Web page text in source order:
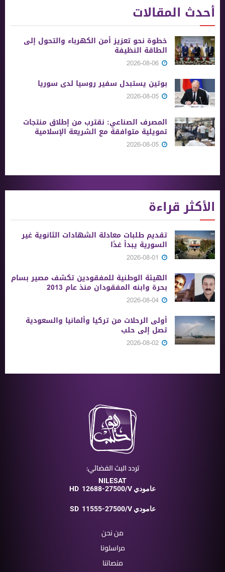
أحدث المقالات
خطوة نحو تعزيز أمن الكهرباء والتحول إلى
الطاقة النظيفة
بوتين يستبدل سفير روسيا لدى سوريا
المصرف الصناعي: نقترب من إطلاق منتجات
تمويلية متوافقة مع الشريعة الإسلامية
الأكثر قراءة
تقديم طلبات معادلة الشهادات الثانوية ‏غير
السورية يبدأ غدًا
الهيئة الوطنية للمفقودين تكشف مصير بسام
بحرة وابنه المفقودان منذ عام 2013
أولى الرحلات من ‏تركيا وألمانيا والسعودية
تصل إلى حلب
تردد البث الفضائي:
NILESAT
HD
12688-27500/V عامودي
SD 11555-27500/V عامودي
من نحن
مراسلونا
منصاتنا